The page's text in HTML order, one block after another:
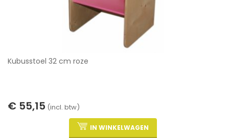
Kubusstoel 32 cm roze
€ 55,15 (incl. btw)
IN WINKELWAGEN